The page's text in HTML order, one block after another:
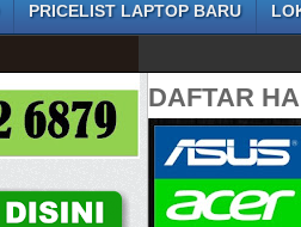
PRICELIST LAPTOP BARU
DAFTAR